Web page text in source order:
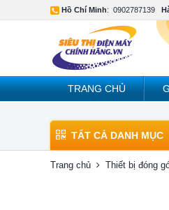
Hồ Chí Minh: 0902787139
TRANG CHỦ
TẤT CẢ DANH MỤC
Trang chủ Thiết bị đóng